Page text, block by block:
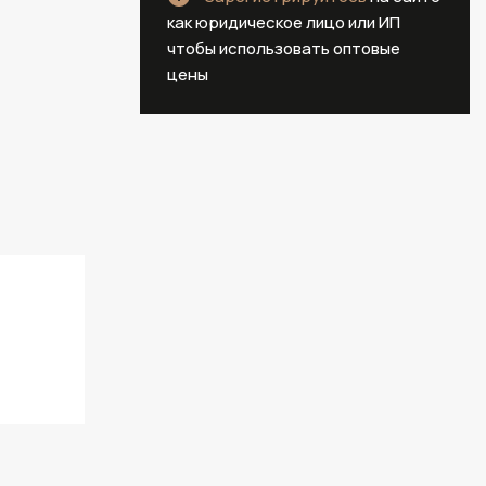
как юридическое лицо или ИП
чтобы использовать оптовые
цены